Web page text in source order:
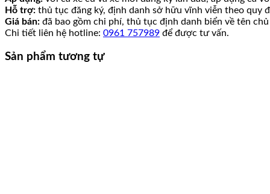
Hỗ trợ: thủ tục đăng ký, định danh sở hữu vĩnh viễn theo quy
Giá bán: đã bao gồm chi phí, thủ tục định danh biển về tên
Chi tiết liên hệ hotline: 0961 757989 để được tư vấn.
Sản phẩm tương tự